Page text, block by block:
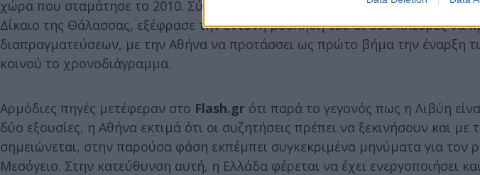
χώρα που σταμάτησε το 2010. Σύμφωνα με πληροφορίες, ο Στρατηγός Χαφτάρ,
Δίκαιο της Θάλασσας, εξέφρασε την έντονη βούλησή του οι δύο πλευρές να
διαπραγματεύσεων, με την Αθήνα να προτάσσει ως πρώτο βήμα την έναρξη
κοινού το χρονοδιάγραμμα.
Αρμόδιες πηγές μετέφεραν στο Flash.gr ότι παρά το γεγονός πως η Λιβύη
δύο εξουσίες, η Αθήνα εκτιμά ότι οι συζητήσεις πρέπει να ξεκινήσουν και
σημειώνεται, στην παρούσα φάση εκπέμπει συγκεκριμένα μηνύματα για τον
Μεσόγειο. Στην κατεύθυνση αυτή, η Ελλάδα φέρεται να έχει ενεργοποιήσει